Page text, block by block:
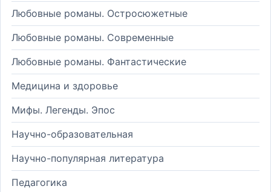
Любовные романы. Остросюжетные
Любовные романы. Современные
Любовные романы. Фантастические
Медицина и здоровье
Мифы. Легенды. Эпос
Научно-образовательная
Научно-популярная литература
Педагогика